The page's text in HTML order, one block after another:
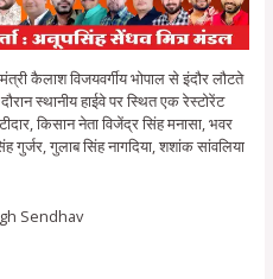
कैलाश विजयवर्गीय भोपाल से इंदौर लौटते
स्थानीय हाईवे पर स्थित एक रेस्टोरेंट
किसान नेता विजेंद्र सिंह मनासा, भवर
गुर्जर, गुलाब सिंह नागदिया, शशांक सांवलिया